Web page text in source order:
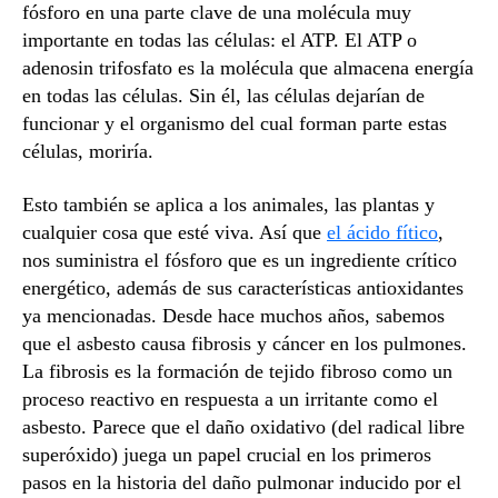
fósforo en una parte clave de una molécula muy
importante en todas las células: el ATP. El ATP o
adenosin trifosfato es la molécula que almacena energía
en todas las células. Sin él, las células dejarían de
funcionar y el organismo del cual forman parte estas
células, moriría.
Esto también se aplica a los animales, las plantas y
cualquier cosa que esté viva. Así que el ácido fítico,
nos suministra el fósforo que es un ingrediente crítico
energético, además de sus características antioxidantes
ya mencionadas. Desde hace muchos años, sabemos
que el asbesto causa fibrosis y cáncer en los pulmones.
La fibrosis es la formación de tejido fibroso como un
proceso reactivo en respuesta a un irritante como el
asbesto. Parece que el daño oxidativo (del radical libre
superóxido) juega un papel crucial en los primeros
pasos en la historia del daño pulmonar inducido por el